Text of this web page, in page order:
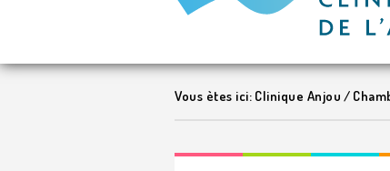
Vous ètes ici: Clinique Anjou /